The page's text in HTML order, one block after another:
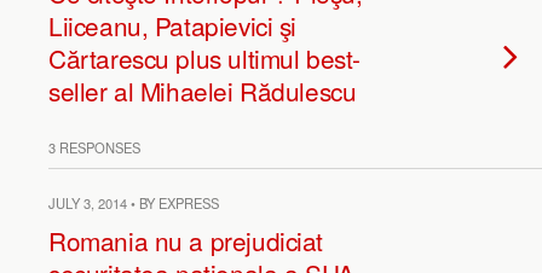
Liiceanu, Patapievici şi
Cărtarescu plus ultimul best-
seller al Mihaelei Rădulescu
3 RESPONSES
JULY 3, 2014 • BY EXPRESS
Romania nu a prejudiciat